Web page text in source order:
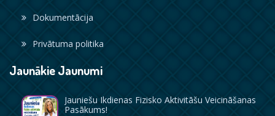
Dokumentācija
Privātuma politika
Jaunākie Jaunumi
Jauniešu Ikdienas Fizisko Aktivitāšu Veicināšanas
Pasākums!